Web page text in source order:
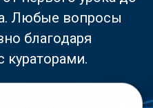
Любые вопросы
благодаря
кураторами.